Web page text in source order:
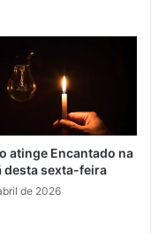
atinge Encantado na
desta sexta-feira
de 2026